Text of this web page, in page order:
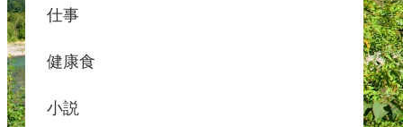
仕事
健康食
小説